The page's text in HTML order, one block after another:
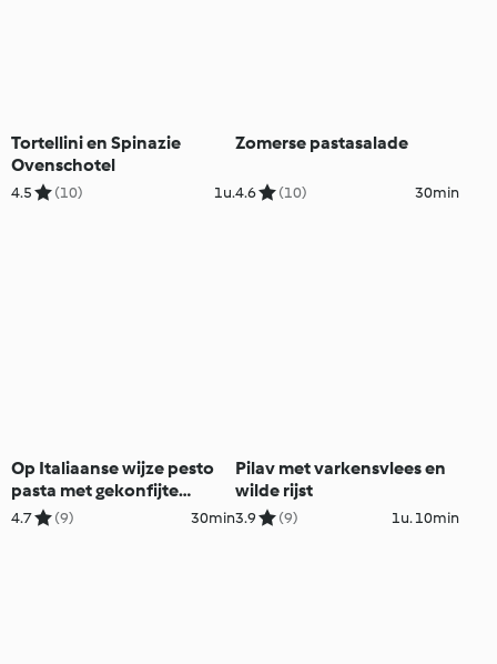
Tortellini en Spinazie
Ovenschotel
4.5 (10) 1u.
Zomerse pastasalade
4.6 (10) 30min
Op Italiaanse wijze pesto
pasta met gekonfijte
kerstomaatjes
4.7 (9) 30min
Pilav met varkensvlees en
wilde rijst
3.9 (9) 1u. 10min